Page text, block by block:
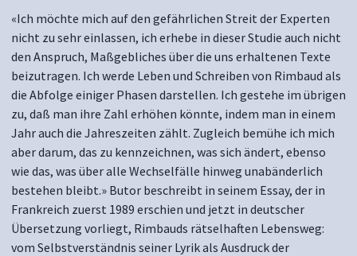
«Ich möchte mich auf den gefährlichen Streit der Experten
nicht zu sehr einlassen, ich erhebe in dieser Studie auch nicht
den Anspruch, Maßgebliches über die uns erhaltenen Texte
beizutragen. Ich werde Leben und Schreiben von Rimbaud als
die Abfolge einiger Phasen darstellen. Ich gestehe im übrigen
zu, daß man ihre Zahl erhöhen könnte, indem man in einem
Jahr auch die Jahreszeiten zählt. Zugleich bemühe ich mich
aber darum, das zu kennzeichnen, was sich ändert, ebenso
wie das, was über alle Wechselfälle hinweg unabänderlich
bestehen bleibt.» Butor beschreibt in seinem Essay, der in
Frankreich zuerst 1989 erschien und jetzt in deutscher
Übersetzung vorliegt, Rimbauds rätselhaften Lebensweg:
vom Selbstverständnis seiner Lyrik als Ausdruck der